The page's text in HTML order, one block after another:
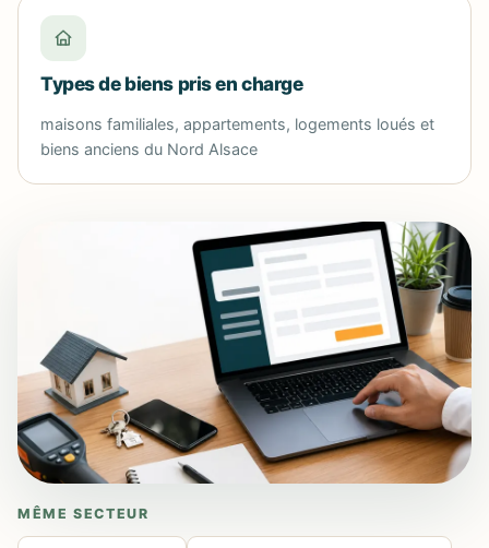
Types de biens pris en charge
maisons familiales, appartements, logements loués et
biens anciens du Nord Alsace
MÊME SECTEUR